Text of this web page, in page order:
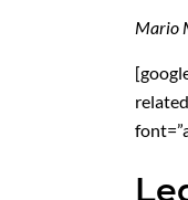
Mario